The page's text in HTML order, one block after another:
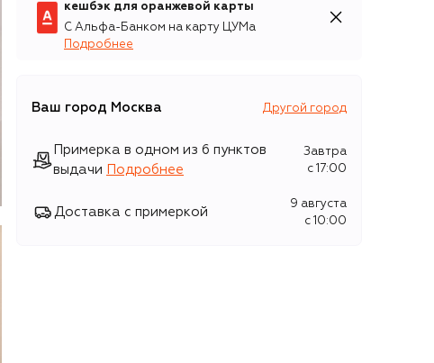
кешбэк для оранжевой карты
С Альфа-Банком на карту ЦУМа
Подробнее
Ваш город Москва Другой город
Примерка в одном из 6 пунктов
выдачи
Подробнее
Завтра
c 17:00
Доставка с примеркой
9 августа
c 10:00